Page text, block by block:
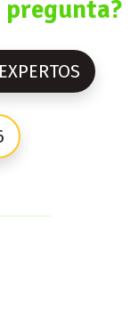
pregunta?